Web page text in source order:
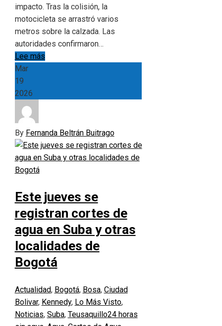
impacto. Tras la colisión, la
motocicleta se arrastró varios
metros sobre la calzada. Las
autoridades confirmaron…
Lee más
Mar
19
2026
By Fernanda Beltrán Buitrago
Este jueves se
registran cortes de
agua en Suba y otras
localidades de
Bogotá
Actualidad, Bogotá, Bosa, Ciudad
Bolivar, Kennedy, Lo Más Visto,
Noticias, Suba, Teusaquillo24 horas